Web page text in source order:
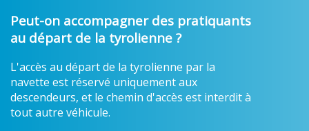
Peut-on accompagner des pratiquants
au départ de la tyrolienne ?
L'accès au départ de la tyrolienne par la
navette est réservé uniquement aux
descendeurs, et le chemin d'accès est interdit à
tout autre véhicule.